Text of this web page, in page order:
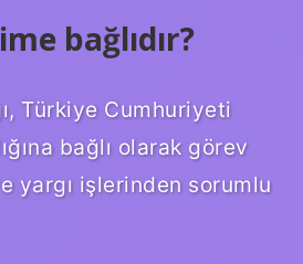
bağlıdır?
Türkiye Cumhuriyeti
bağlı olarak görev
yargı işlerinden sorumlu